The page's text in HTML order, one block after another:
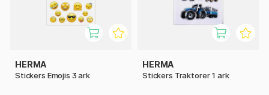
HERMA
Stickers Emojis 3 ark
HERMA
Stickers Traktorer 1 ark